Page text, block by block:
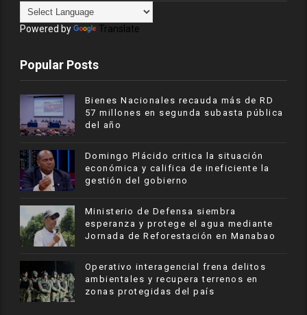
Powered by Translate
Popular Posts
Bienes Nacionales recauda más de RD
57 millones en segunda subasta pública
del año
​Domingo Plácido critica la situación
económica y califica de ineficiente la
gestión del gobierno
Ministerio de Defensa siembra
esperanza y protege el agua mediante
Jornada de Reforestación en Manabao
Operativo interagencial frena delitos
ambientales y recupera terrenos en
zonas protegidas del país